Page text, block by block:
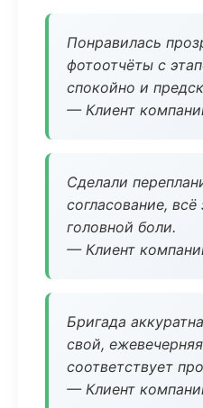
Понравилась
фотоотчёты с
спокойно и
— Клиент
Сделали
согласование,
головной боли.
— Клиент
Бригада
свой,
соответствует
— Клиент